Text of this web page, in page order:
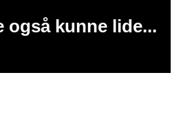
også kunne lide...